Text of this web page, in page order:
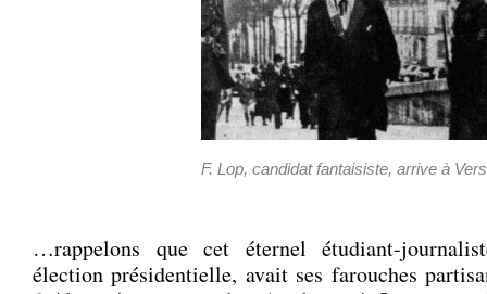
F. Lop, candidat fantaisiste, arrive à
…rappelons que cet éternel étudiant-
élection présidentielle, avait ses farouches